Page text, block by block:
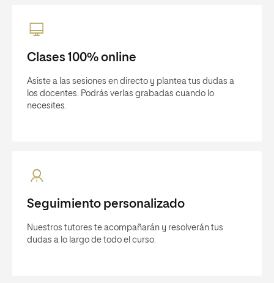
Clases 100% online
Asiste a las sesiones en directo y plantea tus dudas a
los docentes. Podrás verlas grabadas cuando lo
necesites.
Seguimiento personalizado
Nuestros tutores te acompañarán y resolverán tus
dudas a lo largo de todo el curso.